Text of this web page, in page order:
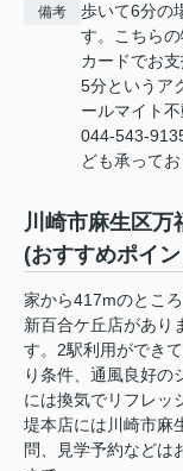
備考
歩いて6分の
す。こちら
カードでお
5分というア
ールマイト
044-543-
ども承ってお
川崎市麻生区万
(おすすめポイ
家から417mのとこ
新百合ケ丘店があり
す。2駅利用ができ
り条件、通風良好の
には換気でリフレッ
堤本店には川崎市麻
問、見学予約など